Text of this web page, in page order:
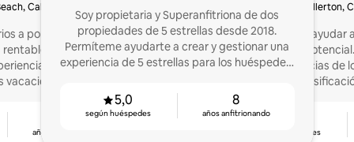
California
a poner en marcha y
en Airbnb y
memorables
años anfitrionando
Soy propietaria y Superanfitriona de dos
propiedades de 5 estrellas desde 2018.
Permíteme ayudarte a crear y gestionar una
experiencia de 5 estrellas para los huéspedes.
información!
5,0
según huéspedes
8
años anfitrionando
Fullerton,
Nos encanta ayudar
maximizar su
las experiencias de
estrellas y la
según huéspedes